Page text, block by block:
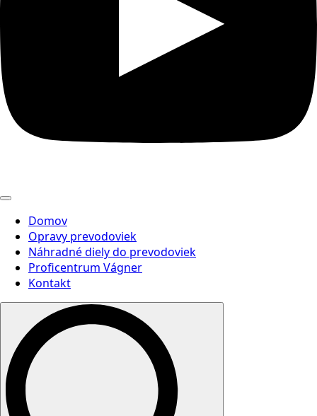
Domov
Opravy prevodoviek
Náhradné diely do prevodoviek
Proficentrum Vágner
Kontakt